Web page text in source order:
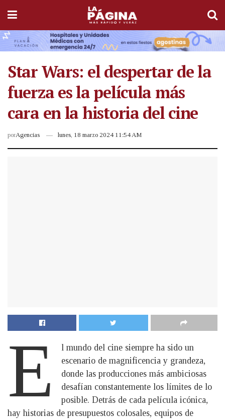
Star Wars: el despertar de la
fuerza es la película más
cara en la historia del cine
porAgencias lunes, 18 marzo 2024 11:54 AM
E
l mundo del cine siempre ha sido un
escenario de magnificencia y grandeza,
donde las producciones más ambiciosas
desafían constantemente los límites de lo
posible. Detrás de cada película icónica,
hay historias de presupuestos colosales, equipos de